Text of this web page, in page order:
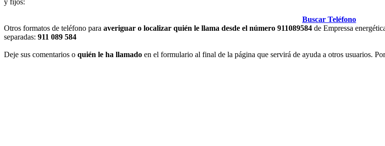
y fijos:
Buscar Teléfono
Otros formatos de teléfono para averiguar o localizar quién le llama desde el número 911089584 de Empressa
separadas: 911 089 584
Deje sus comentarios o quién le ha llamado en el formulario al final de la página que servirá de ayuda a otros usuarios.